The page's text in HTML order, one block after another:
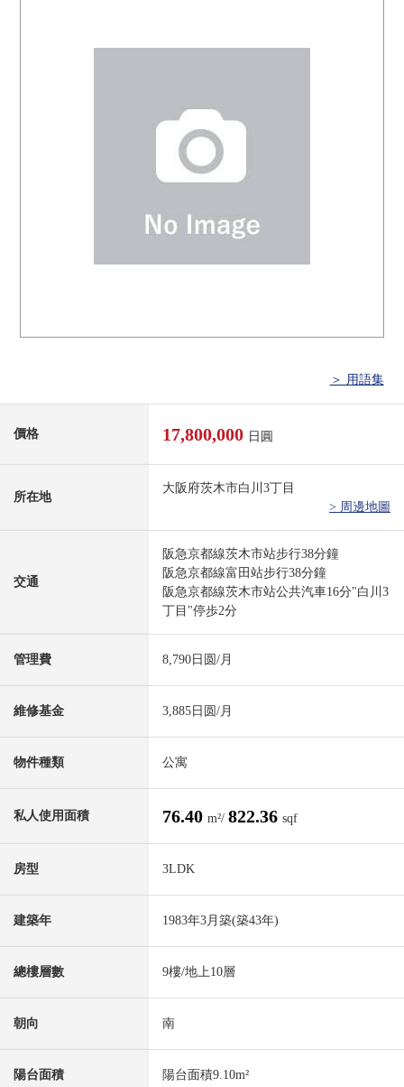
＞ 用語集
價格 17,800,000 日圓
所在地
大阪府茨木市白川3丁目
> 周邊地圖
交通
阪急京都線茨木市站步行38分鐘
阪急京都線富田站步行38分鐘
阪急京都線茨木市站公共汽車16分"白川3
丁目"停歩2分
管理費 8,790日圆/月
維修基金 3,885日圆/月
物件種類 公寓
私人使用面積 76.40 m²/ 822.36 sqf
房型 3LDK
建築年 1983年3月築(築43年)
總樓層數 9樓/地上10層
朝向 南
陽台面積 陽台面積9.10m²